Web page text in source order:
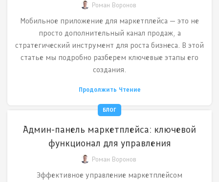
Роман Воронов
Мобильное приложение для маркетплейса — это не
просто дополнительный канал продаж, а
стратегический инструмент для роста бизнеса. В этой
статье мы подробно разберем ключевые этапы его
создания.
Продолжить Чтение
БЛОГ
Админ-панель маркетплейса: ключевой
функционал для управления
Роман Воронов
Эффективное управление маркетплейсом